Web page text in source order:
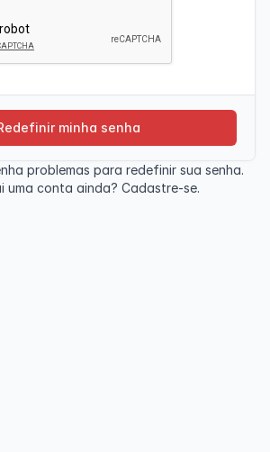
problemas para redefinir sua senha.
uma conta ainda? Cadastre-se.